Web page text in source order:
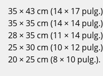
35 × 43 cm (14 × 17 pulg.)
35 × 35 cm (14 × 14 pulg.)
28 × 35 cm (11 × 14 pulg.)
25 × 30 cm (10 × 12 pulg.)
20 × 25 cm (8 × 10 pulg.).